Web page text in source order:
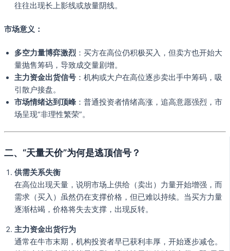
往往出现长上影线或放量阴线。
市场意义：
多空力量博弈激烈 ：买方在高位仍积极买入，但卖方也开始大
量抛售筹码，导致成交量剧增。
主力资金出货信号 ：机构或大户在高位逐步卖出手中筹码，吸
引散户接盘。
市场情绪达到顶峰 ：普通投资者情绪高涨，追高意愿强烈，市
场呈现“非理性繁荣”。
二、“天量天价”为何是逃顶信号？
供需关系失衡
在高位出现天量，说明市场上供给（卖出）力量开始增强，而
需求（买入）虽然仍在支撑价格，但已难以持续。当买方力量
逐渐枯竭，价格将失去支撑，出现反转。
主力资金出货行为
通常在牛市末期，机构投资者早已获利丰厚，开始逐步减仓。